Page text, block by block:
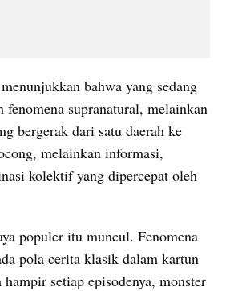
bahwa yang sedang
fenomena supranatural, melainkan
bergerak dari satu daerah ke
melainkan informasi,
kolektif yang dipercepat oleh
populer itu muncul. Fenomena
pola cerita klasik dalam kartun
setiap episodenya, monster